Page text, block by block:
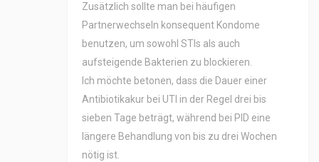
Zusätzlich sollte man bei häufigen
Partnerwechseln konsequent Kondome
benutzen, um sowohl STIs als auch
aufsteigende Bakterien zu blockieren.
Ich möchte betonen, dass die Dauer einer
Antibiotikakur bei UTI in der Regel drei bis
sieben Tage beträgt, während bei PID eine
längere Behandlung von bis zu drei Wochen
nötig ist.